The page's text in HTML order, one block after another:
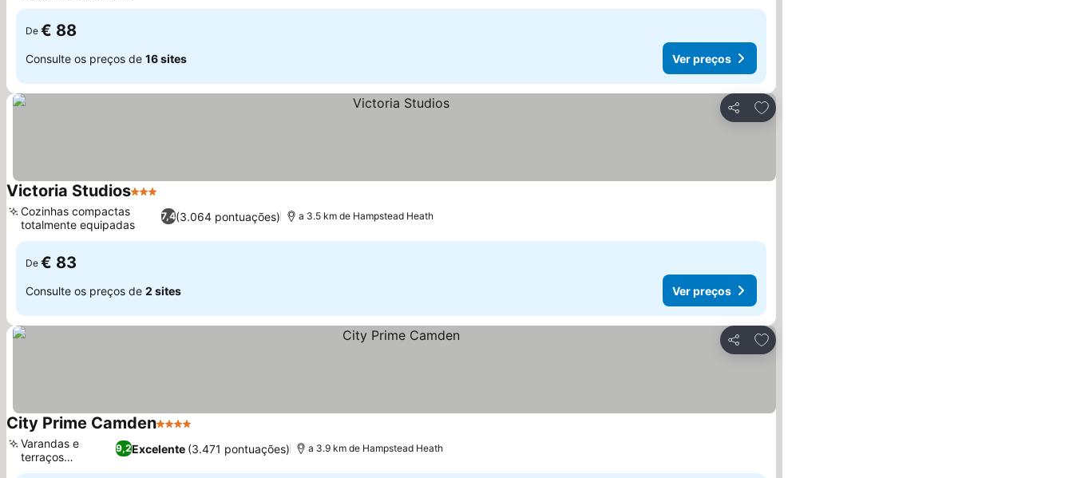
De € 88
Consulte os preços de 16 sites Ver preços
Partilhar
Adicionar aos favoritos
Victoria Studios3 Estrelas
7,4(3.064 pontuações)
Cozinhas compactas
totalmente equipadas
a 3.5 km de Hampstead Heath
De € 83
Consulte os preços de 2 sites Ver preços
Partilhar
Adicionar aos favoritos
City Prime Camden4 Estrelas
9,2Excelente (3.471 pontuações)
Varandas e
terraços
privativos
a 3.9 km de Hampstead Heath